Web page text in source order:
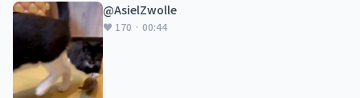
@AsielZwolle
♥ 170 · 00:44